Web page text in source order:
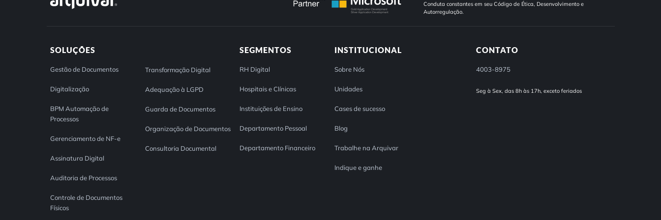
Conduta constantes em seu Código de Ética, Desenvolvimento e
Autorregulação.
SOLUÇÕES
Gestão de Documentos
Digitalização
BPM Automação de
Processos
Gerenciamento de NF-e
Assinatura Digital
Auditoria de Processos
Controle de Documentos
Físicos
Transformação Digital
Adequação à LGPD
Guarda de Documentos
Organização de Documentos
Consultoria Documental
SEGMENTOS
RH Digital
Hospitais e Clínicas
Instituições de Ensino
Departamento Pessoal
Departamento Financeiro
INSTITUCIONAL
Sobre Nós
Unidades
Cases de sucesso
Blog
Trabalhe na Arquivar
Indique e ganhe
CONTATO
4003-8975
Seg à Sex, das 8h às 17h, exceto feriados